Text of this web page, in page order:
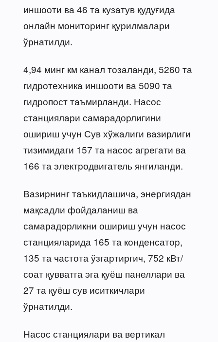
иншооти ва 46 та кузатув қудуғида
онлайн мониторинг қурилмалари
ўрнатилди.
4,94 минг км канал тозаланди, 5260 та
гидротехника иншооти ва 5090 та
гидропост таъмирланди. Насос
станциялари самарадорлигини
ошириш учун Сув хўжалиги вазирлиги
тизимидаги 157 та насос агрегати ва
166 та электродвигатель янгиланди.
Вазирнинг таъкидлашича, энергиядан
мақсадли фойдаланиш ва
самарадорликни ошириш учун насос
станцияларида 165 та конденсатор,
135 та частота ўзгартиргич, 752 кВт/
соат қувватга эга қуёш панеллари ва
27 та қуёш сув иситкичлари
ўрнатилди.
Насос станциялари ва вертикал